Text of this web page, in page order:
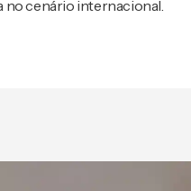
no cenário internacional.